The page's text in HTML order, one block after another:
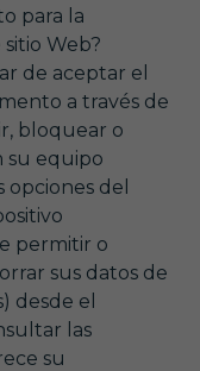
para la
Web?
de aceptar el
a través de
bloquear o
su equipo
del
permitir o
sus datos de
desde el
las
su